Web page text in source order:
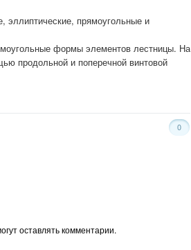
эллиптические, прямоугольные и
формы элементов лестницы. На
продольной и поперечной винтовой
0
оставлять комментарии.